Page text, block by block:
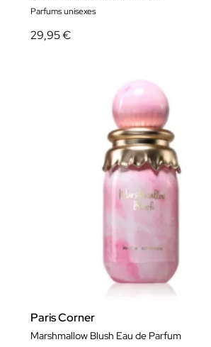
Parfums unisexes
29,95 €
Paris Corner
Marshmallow Blush Eau de Parfum